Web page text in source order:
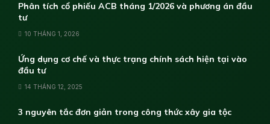
Phân tích cổ phiếu ACB tháng 1/2026 và phương án đầu
tư
10 THÁNG 1, 2026
Ứng dụng cơ chế và thực trạng chính sách hiện tại vào
đầu tư
14 THÁNG 12, 2025
3 nguyên tắc đơn giản trong công thức xây gia tộc